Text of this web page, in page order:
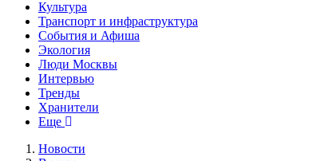
Культура
Транспорт и инфраструктура
События и Афиша
Экология
Люди Москвы
Интервью
Тренды
Хранители
Еще
Новости